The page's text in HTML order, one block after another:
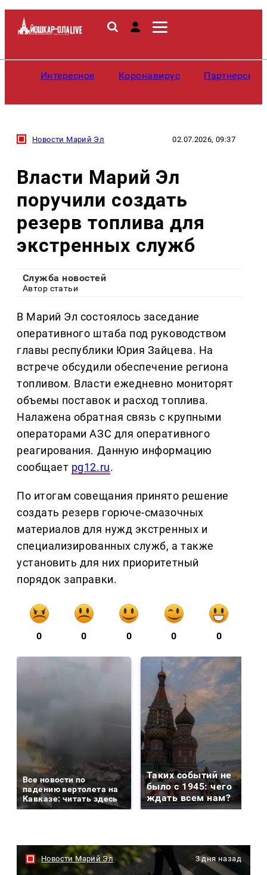
Интересное Коронавирус
Новости Марий Эл 02.07.2026, 09:37
Власти Марий Эл
поручили создать
резерв топлива для
экстренных служб
Служба новостей
Автор статьи
В Марий Эл состоялось заседание
оперативного штаба под руководством
главы республики Юрия Зайцева. На
встрече обсудили обеспечение региона
топливом. Власти ежедневно мониторят
объемы поставок и расход топлива.
Налажена обратная связь с крупными
операторами АЗС для оперативного
реагирования. Данную информацию
сообщает pg12.ru.
По итогам совещания принято решение
создать резерв горюче-смазочных
материалов для нужд экстренных и
специализированных служб, а также
установить для них приоритетный
порядок заправки.
0 0 0 0 0
Все новости по
падению вертолета на
Кавказе: читать здесь
Таких событий не
было с 1945: чего
ждать всем нам?
Новости Марий Эл 3 дня назад